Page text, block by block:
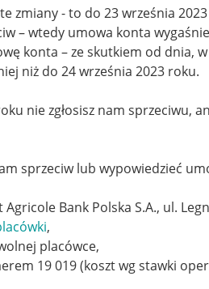
zmiany - to do 23 września
– wtedy umowa konta
konta – ze skutkiem od dnia,
niż do 24 września 2023 roku.
nie zgłosisz nam sprzeciwu,
sprzeciw lub wypowiedzieć
Bank Polska S.A., ul.
,
placówce,
19 019 (koszt wg stawki